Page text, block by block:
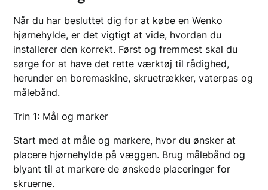
Når du har besluttet dig for at købe en Wenko
hjørnehylde, er det vigtigt at vide, hvordan du
installerer den korrekt. Først og fremmest skal du
sørge for at have det rette værktøj til rådighed,
herunder en boremaskine, skruetrækker, vaterpas og
målebånd.
Trin 1: Mål og marker
Start med at måle og markere, hvor du ønsker at
placere hjørnehylde på væggen. Brug målebånd og
blyant til at markere de ønskede placeringer for
skruerne.